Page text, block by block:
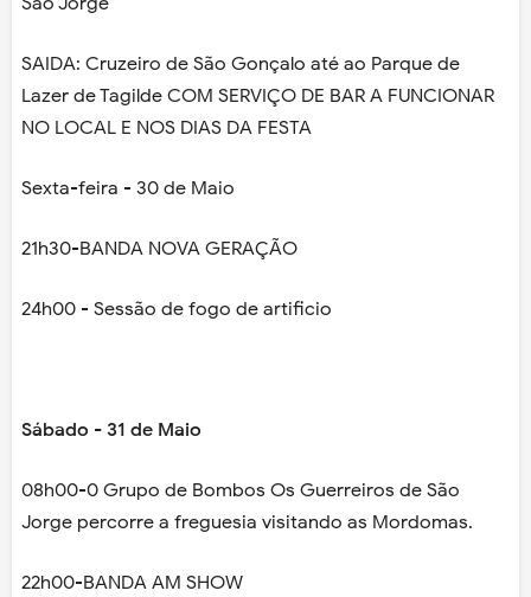
SAIDA: Cruzeiro de São Gonçalo até ao Parque de
Lazer de Tagilde COM SERVIÇO DE BAR A FUNCIONAR
NO LOCAL E NOS DIAS DA FESTA
Sexta-feira - 30 de Maio
21h30-BANDA NOVA GERAÇÃO
24h00 - Sessão de fogo de artificio
Sábado - 31 de Maio
08h00-0 Grupo de Bombos Os Guerreiros de São
Jorge percorre a freguesia visitando as Mordomas.
22h00-BANDA AM SHOW